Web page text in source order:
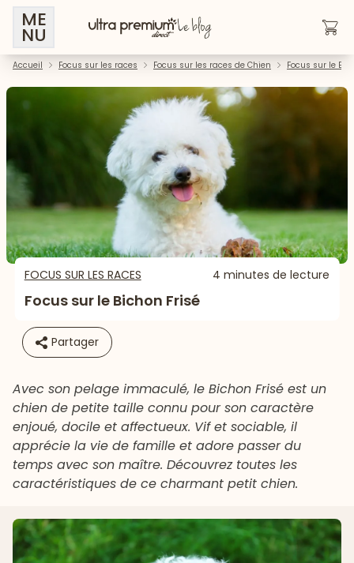
ME
NU
Accueil Focus sur les races Focus sur les races de Chien Focus sur le
FOCUS SUR LES RACES 4 minutes de lecture
Focus sur le Bichon Frisé
Partager
Avec son pelage immaculé, le Bichon Frisé est un
chien de petite taille connu pour son caractère
enjoué, docile et affectueux. Vif et sociable, il
apprécie la vie de famille et adore passer du
temps avec son maître. Découvrez toutes les
caractéristiques de ce charmant petit chien.